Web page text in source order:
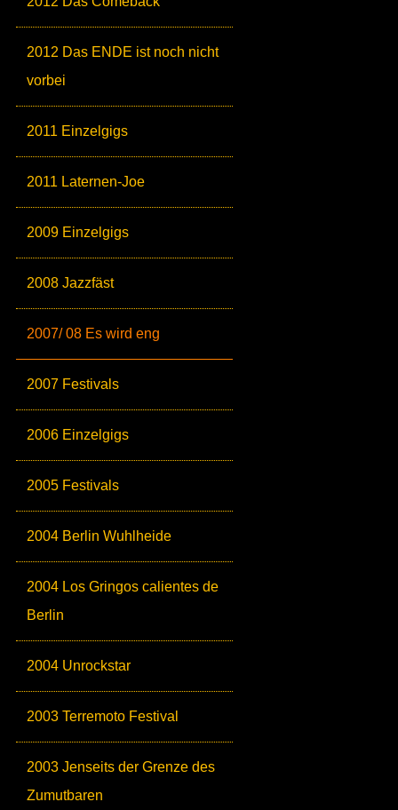
2012 Das ENDE ist noch nicht
vorbei
2011 Einzelgigs
2011 Laternen-Joe
2009 Einzelgigs
2008 Jazzfäst
2007/ 08 Es wird eng
2007 Festivals
2006 Einzelgigs
2005 Festivals
2004 Berlin Wuhlheide
2004 Los Gringos calientes de
Berlin
2004 Unrockstar
2003 Terremoto Festival
2003 Jenseits der Grenze des
Zumutbaren